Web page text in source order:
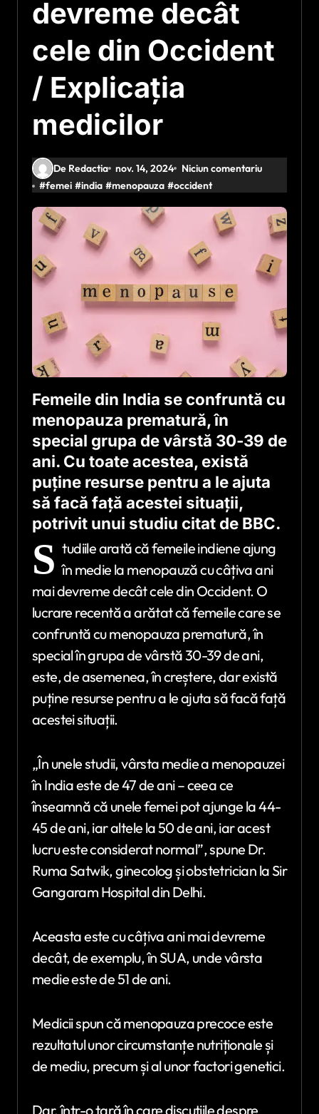
devreme decât
cele din Occident
/ Explicația
medicilor
De Redactia nov. 14, 2024
Niciun comentariu
#femei #india #menopauza #occident
Femeile din India se confruntă cu
menopauza prematură, în
special grupa de vârstă 30-39 de
ani. Cu toate acestea, există
puține resurse pentru a le ajuta
să facă față acestei situații,
potrivit unui studiu citat de BBC.
S tudiile arată că femeile indiene ajung
în medie la menopauză cu câțiva ani
mai devreme decât cele din Occident. O
lucrare recentă a arătat că femeile care se
confruntă cu menopauza prematură, în
special în grupa de vârstă 30-39 de ani,
este, de asemenea, în creștere, dar există
puține resurse pentru a le ajuta să facă față
acestei situații.
„În unele studii, vârsta medie a menopauzei
în India este de 47 de ani – ceea ce
înseamnă că unele femei pot ajunge la 44-
45 de ani, iar altele la 50 de ani, iar acest
lucru este considerat normal”, spune Dr.
Ruma Satwik, ginecolog și obstetrician la Sir
Gangaram Hospital din Delhi.
Aceasta este cu câțiva ani mai devreme
decât, de exemplu, în SUA, unde vârsta
medie este de 51 de ani.
Medicii spun că menopauza precoce este
rezultatul unor circumstanțe nutriționale și
de mediu, precum și al unor factori genetici.
Dar, într-o țară în care discuțiile despre